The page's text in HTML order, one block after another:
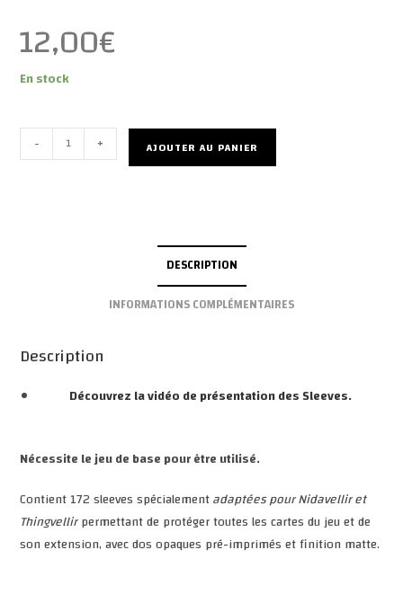
12,00€
En stock
de
- + AJOUTER AU PANIER
DESCRIPTION
INFORMATIONS COMPLÉMENTAIRES
Description
Découvrez la vidéo de présentation des Sleeves.
Nécessite le jeu de base pour être utilisé.
Contient 172 sleeves spécialementadaptées pour Nidavellir et
Thingvellirpermettant de protéger toutes les cartes du jeu et de
son extension, avec dos opaques pré-imprimés et finition matte.